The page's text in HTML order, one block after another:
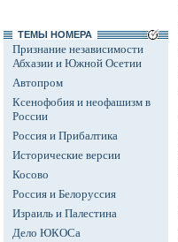
ТЕМЫ НОМЕРА
Признание независимости
Абхазии и Южной Осетии
Автопром
Ксенофобия и неофашизм в
России
Россия и Прибалтика
Исторические версии
Косово
Россия и Белоруссия
Израиль и Палестина
Дело ЮКОСа